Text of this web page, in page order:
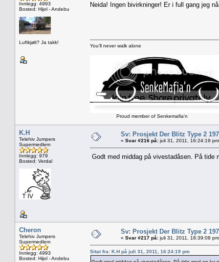
Innlegg: 4993
Bosted: Hijol - Andebu
Luftkjølt? Ja takk!
Neida! Ingen bivirkninger! Er i full gang jeg
You'll never walk alone
Proud member of Senkemafia'n
K.H
Telehiv Jumpers
Supermedlem
Innlegg: 979
Bosted: Verdal
Sv: Prosjekt Der Blitz Type 2
« Svar #216 på: juli 31, 2011, 16:24:19
Godt med middag på vivestadåsen. På tide
Cheron
Telehiv Jumpers
Supermedlem
Innlegg: 4993
Bosted: Hijol - Andebu
Sv: Prosjekt Der Blitz Type 2
« Svar #217 på: juli 31, 2011, 18:39:08
Sitat fra: K.H på juli 31, 2011, 16:24:19 pm